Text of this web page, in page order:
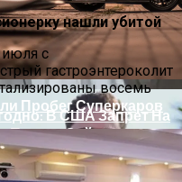
Могут
За Рубежом:
В США Запрет На
Только Сейчас
Пробег Суперкаров
нашли убитой
июля с
гастроэнтероколит
восемь